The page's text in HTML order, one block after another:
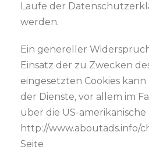
Laufe der
werden.
Ein genereller
Einsatz der zu Zwecken
eingesetzten Cookies kann
der Dienste, vor allem im
über die US-amerikanische
http://www.aboutads.info/
Seite